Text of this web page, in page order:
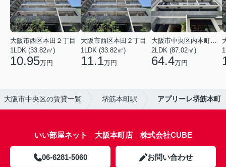
大阪市西区本田２丁目
1LDK (33.82㎡)
10.95万円
大阪市西区本田２丁目
1LDK (33.82㎡)
11.1万円
2LDK (87.02㎡)
64.4万円
大阪市中央区の賃貸一覧 堺筋本町駅 アプリーレ堺筋本町
いい部屋ネット 大阪本町店 株式会社CUBE
06-6281-5060 お問い合わせ